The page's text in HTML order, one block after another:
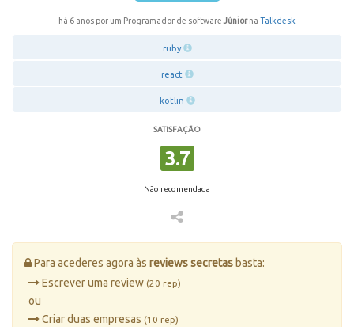
há 6 anos por um Programador de software Júniorna Talkdesk
ruby
react
kotlin
SATISFAÇÃO
3.7
Não recomendada
Para acederes agora às reviews secretas basta:
Escrever uma review (20 rep)
ou
Criar duas empresas (10 rep)